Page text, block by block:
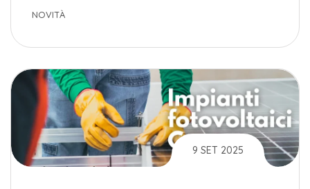
NOVITÀ
9 SET 2025